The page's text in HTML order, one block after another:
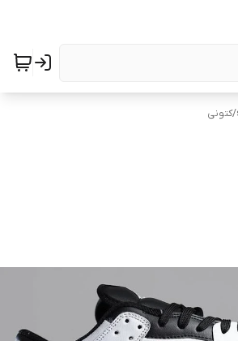
/کتونی